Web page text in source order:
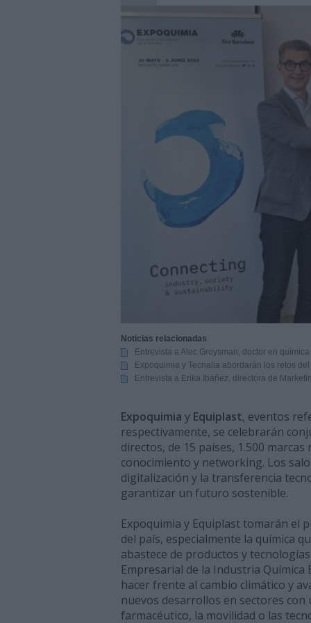
29/07/2026
29/07/2026 Subcontratación 2027
Innovación y nuevas
Aqualia se adjudica la
El bar como unidad de presión
El MMH 2026 reunirá a
24/07/2026 Cómo digitalizar el
24/07/2026 | Yaskawa presenta el nuevo
23/07/2026 | ELGi Compressors nombra
23/07/2026 Cómo escalar producción
Emerson lanza nuevo
Noticias relacionadas
Entrevista a Alec Groysman, doctor en
Expoquimia y Tecnalia abordarán los retos
Entrevista a Erika Ibáñez, directora de
Expoquimia y Equiplast, eventos
respectivamente, se celebrarán
directos, de 15 países, 1.500
conocimiento y networking. Los
digitalización y la transferencia
garantizar un futuro sostenible.
Expoquimia y Equiplast tomarán el
del país, especialmente la química
abastece de productos y
Empresarial de la Industria Química
hacer frente al cambio climático y
nuevos desarrollos en sectores
farmacéutico, la movilidad o las